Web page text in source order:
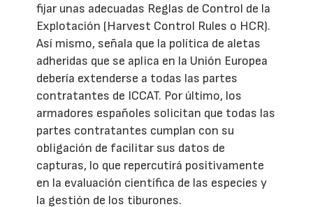
fijar unas adecuadas Reglas de Control de la
Explotación (Harvest Control Rules o HCR).
Así mismo, señala que la política de aletas
adheridas que se aplica en la Unión Europea
debería extenderse a todas las partes
contratantes de ICCAT. Por último, los
armadores españoles solicitan que todas las
partes contratantes cumplan con su
obligación de facilitar sus datos de
capturas, lo que repercutirá positivamente
en la evaluación científica de las especies y
la gestión de los tiburones.